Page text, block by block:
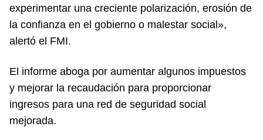
experimentar una creciente polarización, erosión de
la confianza en el gobierno o malestar social»,
alertó el FMI.
El informe aboga por aumentar algunos impuestos
y mejorar la recaudación para proporcionar
ingresos para una red de seguridad social
mejorada.